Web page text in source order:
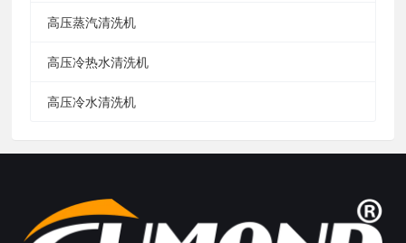
高压蒸汽清洗机
高压冷热水清洗机
高压冷水清洗机